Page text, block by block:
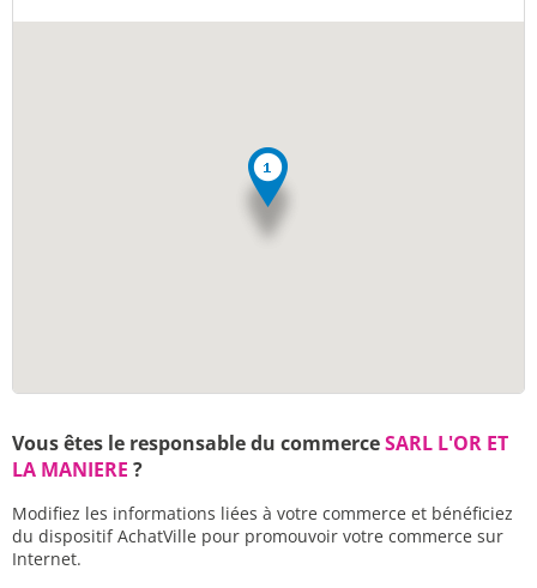
Vous êtes le responsable du commerceSARL L'OR ET
LA MANIERE ?
Modifiez les informations liées à votre commerce et bénéficiez
du dispositif AchatVille pour promouvoir votre commerce sur
Internet.